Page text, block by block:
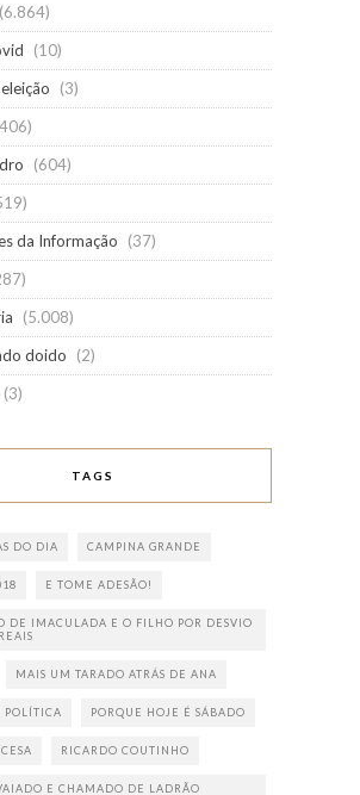
(6.864)
(10)
(3)
(604)
da Informação
(37)
(5.008)
doido
(2)
(3)
TAGS
DO DIA CAMPINA GRANDE
E TOME ADESÃO!
DE IMACULADA E O FILHO POR DESVIO
MAIS UM TARADO ATRÁS DE ANA
POLÍTICA PORQUE HOJE É SÁBADO
RICARDO COUTINHO
E CHAMADO DE LADRÃO